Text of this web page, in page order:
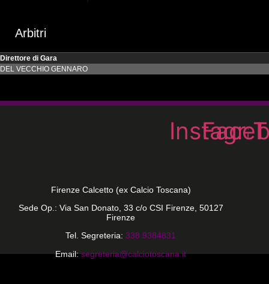
Arbitri
Direttore di Gara
DEL VECCHIO GENNARO
Firenze Calcetto (ex Calcio Toscana)
Sede Op.: Via San Donato, 33 c/o CSI Firenze, 50127
Firenze
Tel. Segreteria: 338 9384831
Email: segreteria@calciotoscana.it